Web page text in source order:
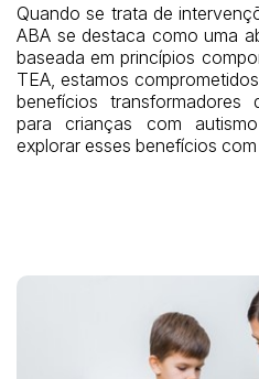
Quando se trata de
ABA se destaca como uma
baseada em princípios
TEA, estamos
benefícios
para crianças com
explorar esses benefícios